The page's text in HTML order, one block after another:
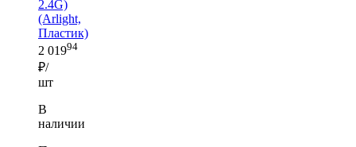
2.4G)
(Arlight,
Пластик)
2 01994
₽/
шт
В
наличии